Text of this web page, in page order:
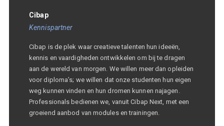
Cibap
Kennispartner
Cibap is de plek waar creatieve talenten hun ideeën,
kennis en vaardigheden ontwikkelen om bij te dragen
aan de wereld van morgen. We willen meer dan opleiden
voor diploma’s; we willen dat onze studenten hun eigen
weg kunnen vinden en hun dromen kunnen najagen.
Professionals bedienen we, vanuit Cibap Next, met een
groeiend aanbod van modules en trainingen.